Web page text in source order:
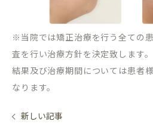
※当院では矯正治療を行う全ての
査を行い治療方針を決定致します
結果及び治療期間については患者
なります。
新しい記事